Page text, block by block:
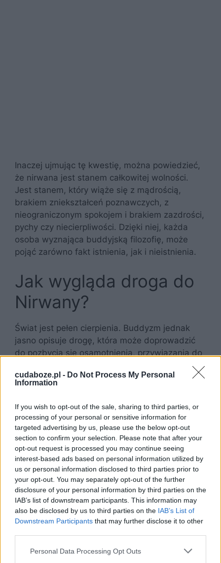
cudaboze.pl - Do Not Process My Personal
Information
If you wish to opt-out of the sale, sharing to third parties, or
processing of your personal or sensitive information for
targeted advertising by us, please use the below opt-out
section to confirm your selection. Please note that after your
opt-out request is processed you may continue seeing
interest-based ads based on personal information utilized by
us or personal information disclosed to third parties prior to
your opt-out. You may separately opt-out of the further
disclosure of your personal information by third parties on the
IAB’s list of downstream participants. This information may
also be disclosed by us to third parties on the IAB’s List of
Downstream Participants that may further disclose it to other
Personal Data Processing Opt Outs
Inaczej ujmując tę kwestię, można powiedzieć,
że nirwana jest stanem całkowitej wolności.
Jest stanem, który wiąże się z mądrością,
brakiem zniekształceń poznawczych, z
nieograniczonym spokojem i brakiem zazdrości,
pychy czy niecierpliwości. Dzięki niej, każda
osoba wyznająca buddyjską filozofię, może
pojąć zarówno fakt istnienia, jak i nieistnienia.
Jak wygląda droga do
Nirwany?
Świat jest pełen cierpienia. Buddyzm jednak
jasno opisuje drogę, która może doprowadzić
do pozbycia się osamotnienia, przywiązania do
Oświecony stan nirwany może zostać
ośmiorakiej ścieżki. Z czego się ona składa?
Droga właściwego poglądu – umysł
powinien być zaangażowany w
otaczającą go rzeczywistość. Człowiek
nie powinien ulegać iluzjom, a podstawą
osądu powinny być jedynie fakty.
Droga właściwego myślenia – podobnie
jak w mówię, również w myślach należy
pamiętać o przykazaniach i kierować się
dobrem bliźniego.
Droga właściwej mowy – wypowiedzi
powinny być szczere. Nie mogą